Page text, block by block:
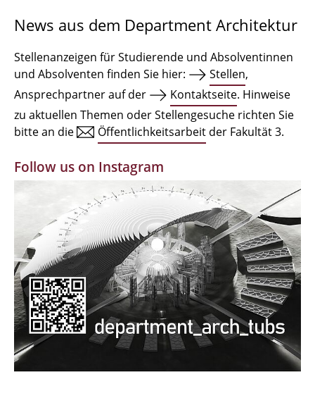
Institute
Einrichtungen
Zeichensäle
MBW | Modellbauwerkstatt
Alumni | cloud club
Dokumente und Downloads
News aus dem Department Architektur
Stellenanzeigen für Studierende und Absolventinnen
und Absolventen finden Sie hier:
Stellen,
Ansprechpartner auf der
Kontaktseite. Hinweise
zu aktuellen Themen oder Stellengesuche richten Sie
bitte an die
Öffentlichkeitsarbeit der Fakultät 3.
Follow us on Instagram